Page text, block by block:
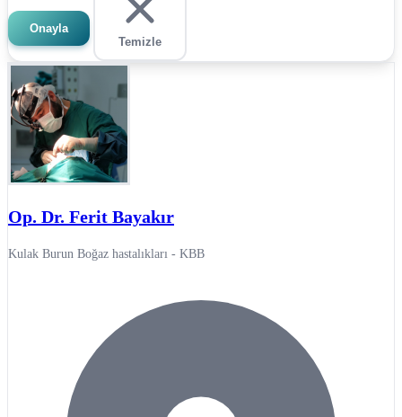
Onayla
Temizle
Op. Dr. Ferit Bayakır
Kulak Burun Boğaz hastalıkları - KBB